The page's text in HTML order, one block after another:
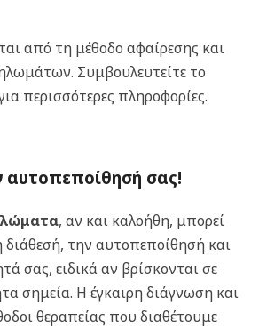
από τη μέθοδο αφαίρεσης και
Συμβουλευτείτε το
περισσότερες πληροφορίες.
αυτοπεποίθησή σας!
, αν και καλοήθη, μπορεί
την αυτοπεποίθησή και
σας, ειδικά αν βρίσκονται σε
σημεία. Η έγκαιρη διάγνωση και
θεραπείας που διαθέτουμε